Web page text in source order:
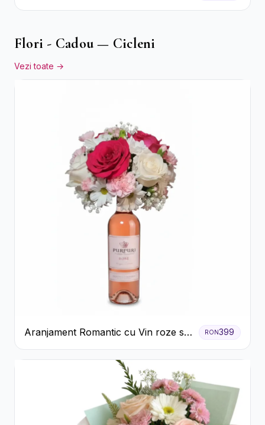
Galbene
Flori - Cadou — Cicleni
Vezi toate →
Aranjament Romantic cu Vin roze si
Flori pastel
RON399